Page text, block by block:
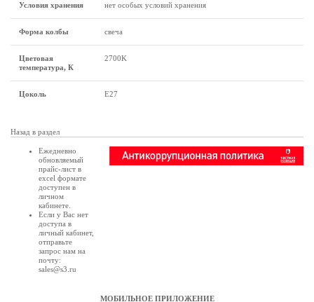
Условия хранения нет особых условий хранения
Форма колбы свеча
Цветовая
температура, К
2700K
Цоколь Е27
Назад в раздел
Ежедневно
обновляемый
прайс-лист в
excel формате
доступен в
личном
кабинете
Если у Вас нет
доступа в
личный кабинет,
отправьте
запрос нам на
почту:
sales@s3.ru
МОБИЛЬНОЕ ПРИЛОЖЕНИЕ